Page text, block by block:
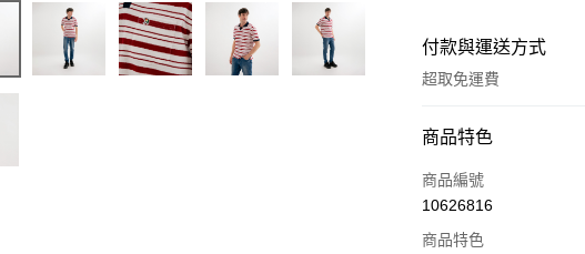
付款與運送方式
超取免運費
付款方式
信用卡一次付款
商品特色
商品編號
10626816
商品特色